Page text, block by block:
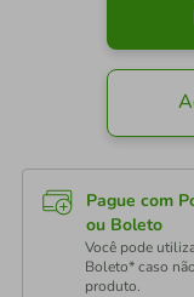
Pague com
ou Boleto
Você pode
Boleto* caso
produto.